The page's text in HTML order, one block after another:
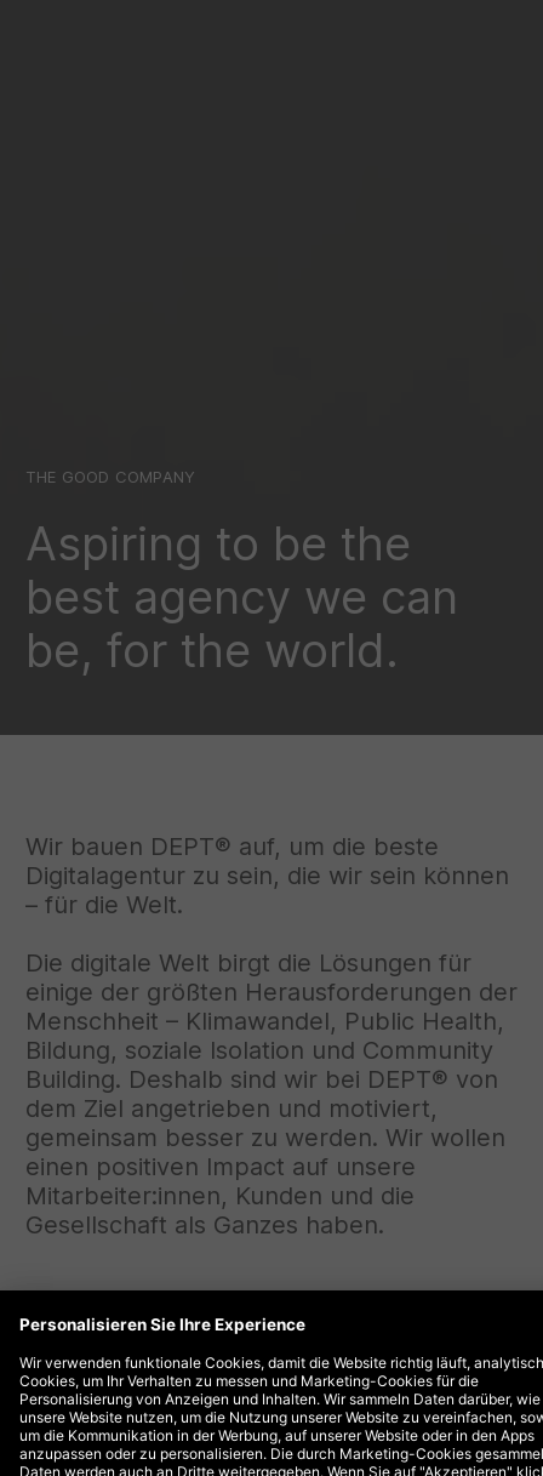
THE GOOD COMPANY
Aspiring to be the
best agency we can
be, for the world.
Wir bauen DEPT® auf, um die beste
Digitalagentur zu sein, die wir sein können
– für die Welt.
Die digitale Welt birgt die Lösungen für
einige der größten Herausforderungen der
Menschheit – Klimawandel, Public Health,
Bildung, soziale Isolation und Community
Building. Deshalb sind wir bei DEPT® von
dem Ziel angetrieben und motiviert,
gemeinsam besser zu werden. Wir wollen
einen positiven Impact auf unsere
Mitarbeiter:innen, Kunden und die
Gesellschaft als Ganzes haben.